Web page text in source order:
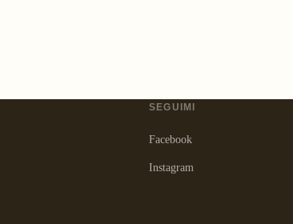
SEGUIMI
Facebook
Instagram